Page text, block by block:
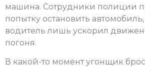
машина. Сотрудники полиции
попытку остановить
водитель лишь ускорил
погоня.
В какой-то момент угонщик